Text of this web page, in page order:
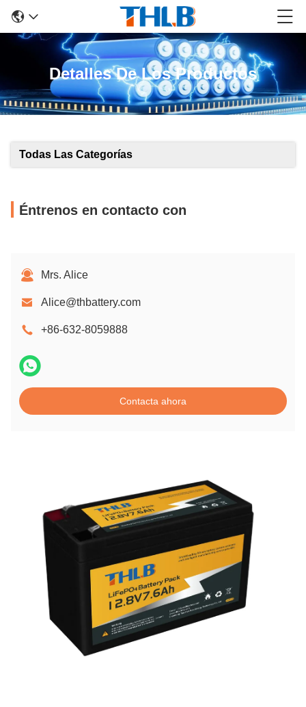
Detalles De Los Productos
Todas Las Categorías
Éntrenos en contacto con
Mrs. Alice
Alice@thbattery.com
+86-632-8059888
Contacta ahora